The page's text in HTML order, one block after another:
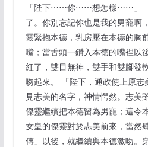
「陛下⋯⋯你⋯⋯想怎樣⋯⋯」
了。你別忘記你也是我的男寵啊
靈緊抱本德，乳房壓在本德的胸
嘴；當舌頭一鑽入本德的嘴裡以
紅了，雙目無神，雙手和雙腳發
吻起來。 「陛下，通政使上原
見志美的名字，神情愕然。志美
傑靈繼續把本德留為男寵；這令
女皇的傑靈對於志美前來，當然
傳」以後，就繼續與本德激吻。